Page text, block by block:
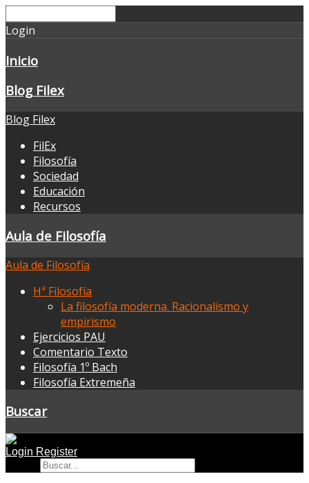
Login
Inicio
Blog Filex
Blog Filex
FilEx
Filosofía
Sociedad
Educación
Recursos
Aula de Filosofía
Aula de Filosofía
Hª Filosofía
La filosofía moderna. Racionalismo y
empirismo
Ejercicios PAU
Comentario Texto
Filosofía 1º Bach
Filosofía Extremeña
Buscar
Login Register